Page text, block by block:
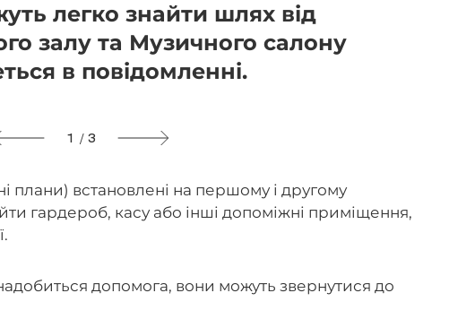
легко знайти шлях від
залу та Музичного салону
в повідомленні.
1 / 3
плани) встановлені на першому і другому
гардероб, касу або інші допоміжні приміщення,
допомога, вони можуть звернутися до